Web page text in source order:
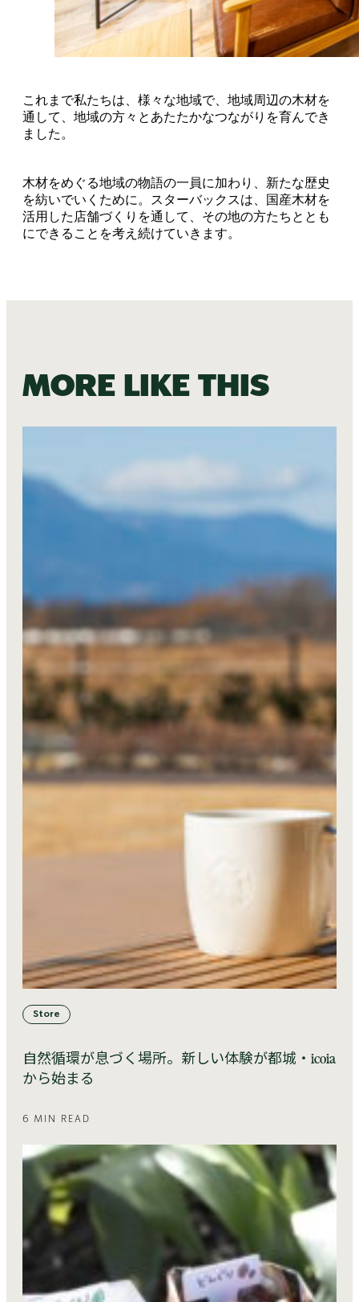
これまで私たちは、様々な地域で、地域周辺の木材を
通して、地域の方々とあたたかなつながりを育んでき
ました。
木材をめぐる地域の物語の一員に加わり、新たな歴史
を紡いでいくために。スターバックスは、国産木材を
活用した店舗づくりを通して、その地の方たちととも
にできることを考え続けていきます。
More like this
Store
自然循環が息づく場所。新しい体験が都城・icoia
から始まる
6 MIN READ